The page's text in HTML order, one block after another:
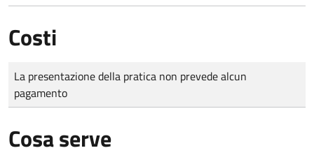
Costi
Tipo di pagamento
Importo
La presentazione della pratica non prevede alcun
pagamento
Cosa serve